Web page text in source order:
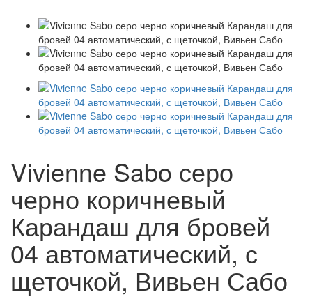
Vivienne Sabo серо
черно коричневый
Карандаш для бровей
04 автоматический, с
щеточкой, Вивьен Сабо